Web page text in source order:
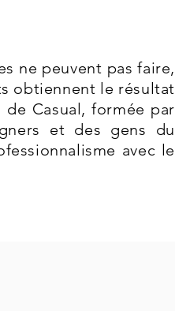
ne peuvent pas faire,
obtiennent le résultat
Casual, formée par
et des gens du
avec le